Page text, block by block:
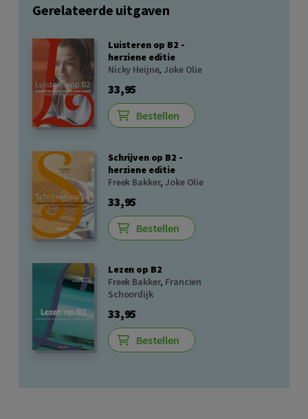
Gerelateerde uitgaven
Luisteren op B2 -
herziene editie
Nicky Heijne,Joke Olie
33,95
Bestellen
Schrijven op B2 -
herziene editie
Freek Bakker,Joke Olie
33,95
Bestellen
Lezen op B2
Freek Bakker, Francien
Schoordijk
33,95
Bestellen